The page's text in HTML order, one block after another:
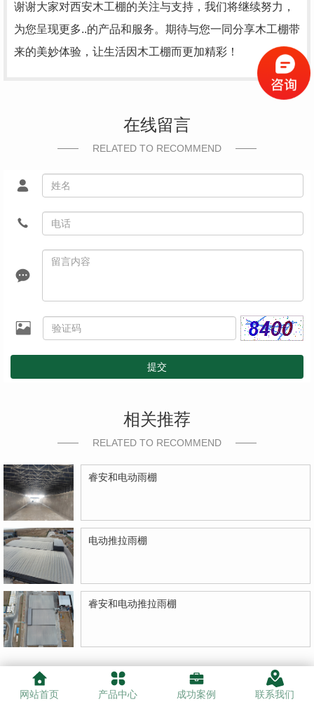
谢谢大家对西安木工棚的关注与支持，我们将继续努力，
为您呈现更多..的产品和服务。期待与您一同分享木工棚带
来的美妙体验，让生活因木工棚而更加精彩！
在线留言
RELATED TO RECOMMEND
提交
相关推荐
RELATED TO RECOMMEND
睿安和电动雨棚
电动推拉雨棚
睿安和电动推拉雨棚
网站首页 产品中心 成功案例 联系我们